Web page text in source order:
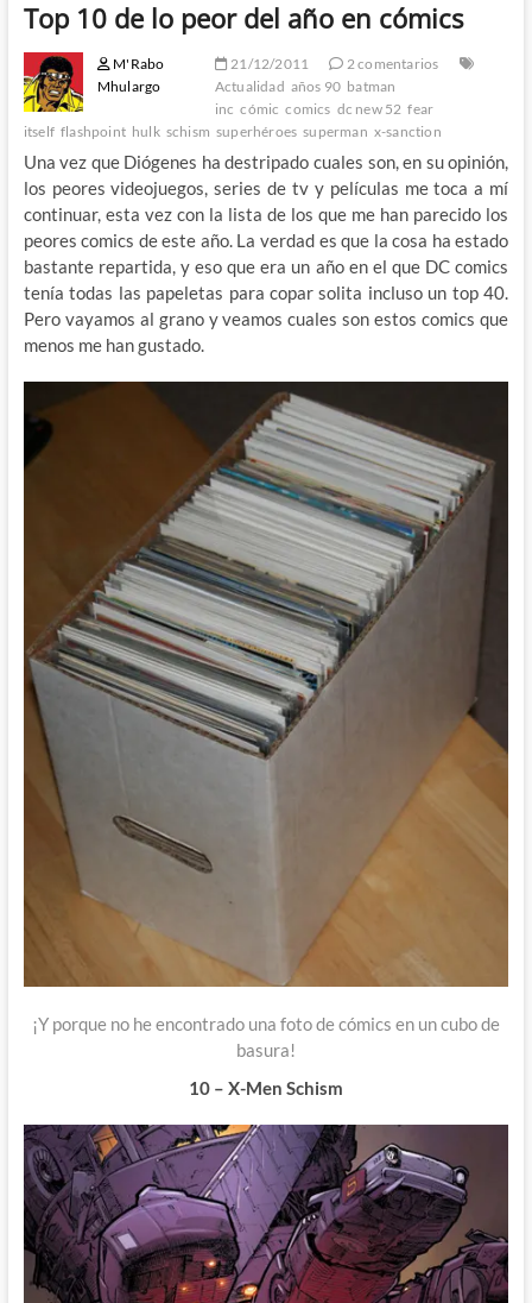
Top 10 de lo peor del año en cómics
M'Rabo
Mhulargo
21/12/2011
2 comentarios
Actualidad años 90 batman
inc cómic comics dc new 52 fear
itself flashpoint hulk schism superhéroes superman x-sanction
Una vez que Diógenes ha destripado cuales son, en su opinión,
los peores videojuegos, series de tv y películas me toca a mí
continuar, esta vez con la lista de los que me han parecido los
peores comics de este año. La verdad es que la cosa ha estado
bastante repartida, y eso que era un año en el que DC comics
tenía todas las papeletas para copar solita incluso un top 40.
Pero vayamos al grano y veamos cuales son estos comics que
menos me han gustado.
¡Y porque no he encontrado una foto de cómics en un cubo de
basura!
10 – X-Men Schism